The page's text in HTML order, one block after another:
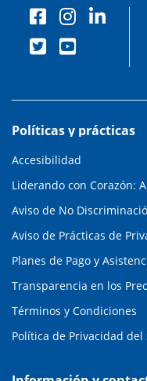
Políticas y prácticas
Accesibilidad
Liderando con Corazón:
Aviso de No
Aviso de Prácticas de
Planes de Pago y
Transparencia en los
Términos y Condiciones
Política de Privacidad del